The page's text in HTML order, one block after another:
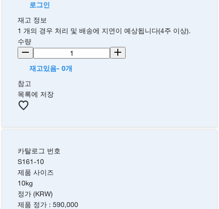
로그인
재고 정보
1 개의 경우 처리 및 배송에 지연이 예상됩니다(4주 이상).
수량
재고있음- 0개
참고
목록에 저장
카탈로그 번호
S161-10
제품 사이즈
10kg
정가 (KRW)
제품 정가 :590,000